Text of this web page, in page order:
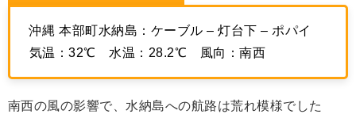
沖縄 本部町水納島：ケーブル – 灯台下 – ポパイ
気温：32℃ 水温： 28.2℃ 風向：南西
南西の風の影響で、水納島への航路は荒れ模様でした